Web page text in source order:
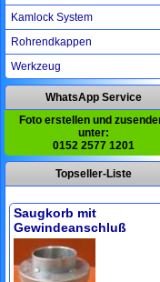
Kamlock System
Rohrendkappen
Werkzeug
WhatsApp Service
Foto erstellen und
unter:
0152 2577 1201
Topseller-Liste
Saugkorb mit
Gewindeanschluß